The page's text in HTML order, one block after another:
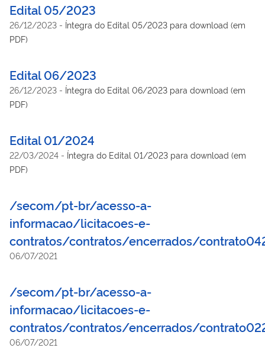
Edital 05/2023
26/12/2023 - Íntegra do Edital 05/2023 para download (em
PDF)
Edital 06/2023
26/12/2023 - Íntegra do Edital 06/2023 para download (em
PDF)
Edital 01/2024
22/03/2024 - Íntegra do Edital 01/2023 para download (em
PDF)
/secom/pt-br/acesso-a-
informacao/licitacoes-e-
contratos/contratos/encerrados/
06/07/2021
/secom/pt-br/acesso-a-
informacao/licitacoes-e-
contratos/contratos/encerrados/
06/07/2021